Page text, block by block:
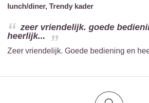
lunch/diner, Trendy kader
zeer vriendelijk. goede
heerlijk...
Zeer vriendelijk. Goede bediening en